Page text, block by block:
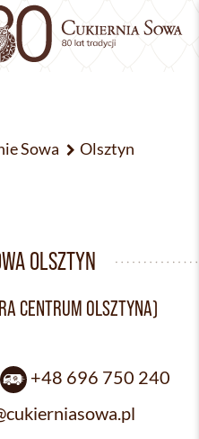
Sowa
Olsztyn
OLSZTYN
CENTRUM OLSZTYNA)
+48 696 750 240